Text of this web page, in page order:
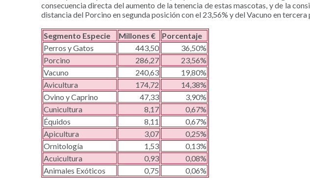
consecuencia directa del aumento de la tenencia de estas mascotas, y de la
distancia del Porcino en segunda posición con el 23,56% y del Vacuno en
Segmento Especie Millones €
Porcentaje
Perros y Gatos
443,50
36,50%
Porcino
286,27
23,56%
Vacuno
240,63
19,80%
Avicultura
174,72
14,38%
Ovino y Caprino
47,33
3,90%
Cunicultura
8,17
0,67%
Équidos
8,11
0,67%
Apicultura
3,07
0,25%
Ornitología
1,53
0,13%
Acuicultura
0,93
0,08%
Animales Exóticos
0,75
0,06%